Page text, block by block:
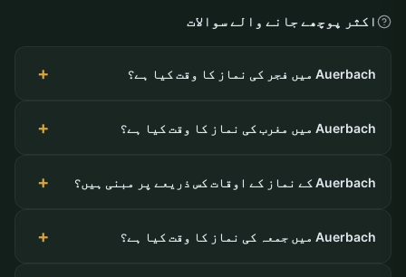
اکثر پوچھے جانے والے سوالات
Auerbach میں فجر کی نماز کا وقت کیا ہے؟
Auerbach میں مغرب کی نماز کا وقت کیا ہے؟
Auerbach کے نماز کے اوقات کس ذریعے پر مبنی ہیں؟
Auerbach میں جمعہ کی نماز کا وقت کیا ہے؟